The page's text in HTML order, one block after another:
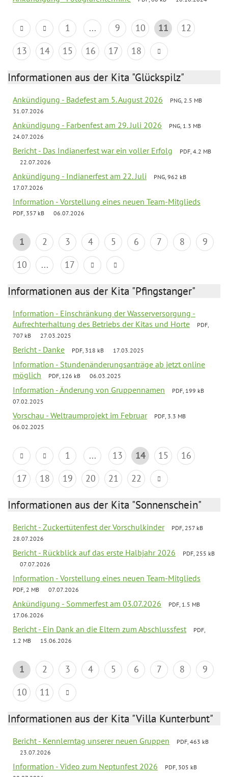
1 ... 9 10 11
12
13
14 15 16 17 18
Informationen aus der Kita "Glückspilz"
Ankündigung - Badefest am 5. August 2026
PNG, 2.5 MB
31.07.2026
Ankündigung - Farbenfest am 29. Juli 2026
PNG, 1.3 MB
24.07.2026
Bericht - Das Indianerfest war ein voller Erfolg
PDF, 4.2 MB
22.07.2026
Ankündigung - Indianerfest am 22. Juli
PNG, 962 kB
17.07.2026
Information - Vorstellung eines neuen Team-Mitglieds
PDF, 357 kB 06.07.2026
1 2 3 4 5 6 7 8
9
10
... 17
Informationen aus der Kita "Pfingstanger"
Information - Einschränkung der Wasserversorgung -
Aufrechterhaltung des Betriebs der Kitas und Horte
PDF,
707 kB
27.03.2025
Bericht - Danke PDF, 318 kB 17.03.2025
Information - Stundenänderungsanträge ab jetzt online
möglich
PDF, 126 kB 06.03.2025
Information - Änderung von Gruppennamen
PDF, 199 kB
07.02.2025
Vorschau - Weltraumprojekt im Februar
PDF, 3.3 MB
06.02.2025
1 ... 13 14 15
16
17
18 19 20 21 22
Informationen aus der Kita "Sonnenschein"
Bericht - Zuckertütenfest der Vorschulkinder
PDF, 257 kB
28.07.2026
Bericht - Rückblick auf das erste Halbjahr 2026
PDF, 255 kB
07.07.2026
Information - Vorstellung eines neuen Team-Mitglieds
PDF, 2 MB 07.07.2026
Ankündigung - Sommerfest am 03.07.2026
PDF, 1.5 MB
17.06.2026
Bericht - Ein Dank an die Eltern zum Abschlussfest
PDF,
1.2 MB
15.06.2026
1 2 3 4 5 6 7 8
9
10
11
Informationen aus der Kita "Villa Kunterbunt"
Bericht - Kennlerntag unserer neuen Gruppen
PDF, 463 kB
23.07.2026
Information - Video zum Neptunfest 2026
PDF, 305 kB